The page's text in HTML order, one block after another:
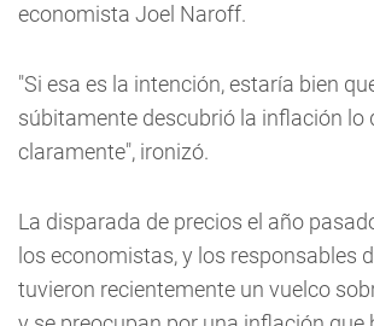
economista Joel Naroff.
"Si esa es la intención, estaría bien
súbitamente descubrió la inflación lo
claramente", ironizó.
La disparada de precios el año
los economistas, y los responsables
tuvieron recientemente un vuelco